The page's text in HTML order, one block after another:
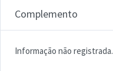
Complemento
Informação não registrada.